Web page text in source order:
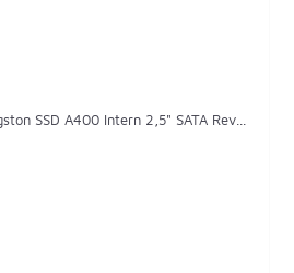
SSD A400 Intern 2,5" SATA Rev...